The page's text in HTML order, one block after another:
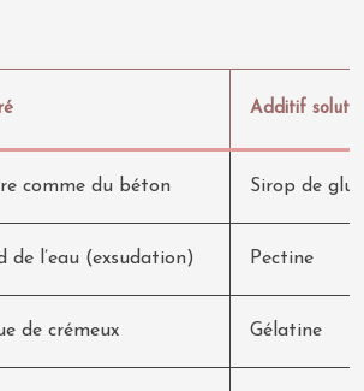
Additif
comme du béton Sirop de
de l’eau (exsudation) Pectine
de crémeux Gélatine